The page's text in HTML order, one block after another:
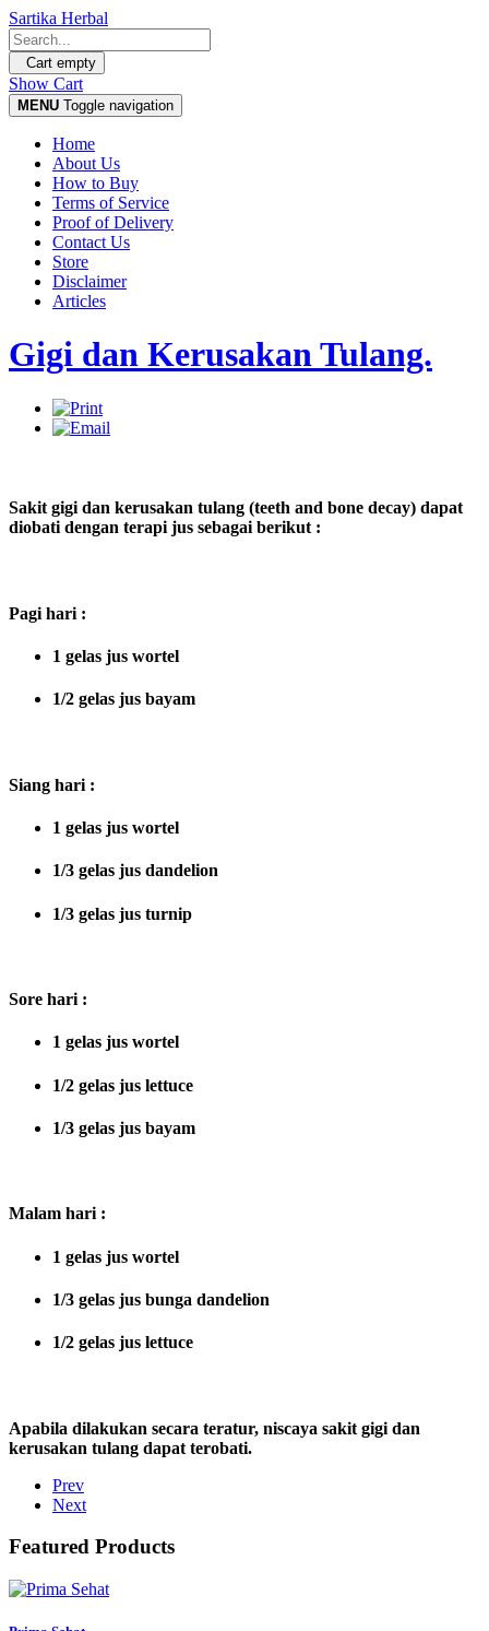
Sartika Herbal
Cart empty
Show Cart
MENU Toggle navigation
Home
About Us
How to Buy
Terms of Service
Proof of Delivery
Contact Us
Store
Disclaimer
Articles
Gigi dan Kerusakan Tulang.
Sakit gigi dan kerusakan tulang (teeth and bone decay) dapat
diobati dengan terapi jus sebagai berikut :
Pagi hari :
1 gelas jus wortel
1/2 gelas jus bayam
Siang hari :
1 gelas jus wortel
1/3 gelas jus dandelion
1/3 gelas jus turnip
Sore hari :
1 gelas jus wortel
1/2 gelas jus lettuce
1/3 gelas jus bayam
Malam hari :
1 gelas jus wortel
1/3 gelas jus bunga dandelion
1/2 gelas jus lettuce
Apabila dilakukan secara teratur, niscaya sakit gigi dan
kerusakan tulang dapat terobati.
Prev
Next
Featured Products